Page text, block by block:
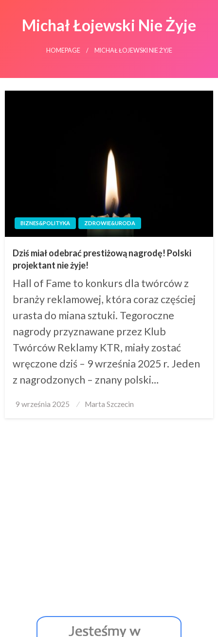
Michał Łojewski Nie Żyje
HOMEPAGE MICHAŁ ŁOJEWSKI NIE ŻYJE
BIZNES&POLITYKA ZDROWIE&URODA
Dziś miał odebrać prestiżową nagrodę! Polski
projektant nie żyje!
Hall of Fame to konkurs dla twórców z
branży reklamowej, która coraz częściej
urasta do miana sztuki. Tegoroczne
nagrody przyznawane przez Klub
Twórców Reklamy KTR, miały zostać
wręczone dziś – 9 września 2025 r. Jeden
z nagrodzonych – znany polski…
Posted
9 września 2025 Marta Szczecin